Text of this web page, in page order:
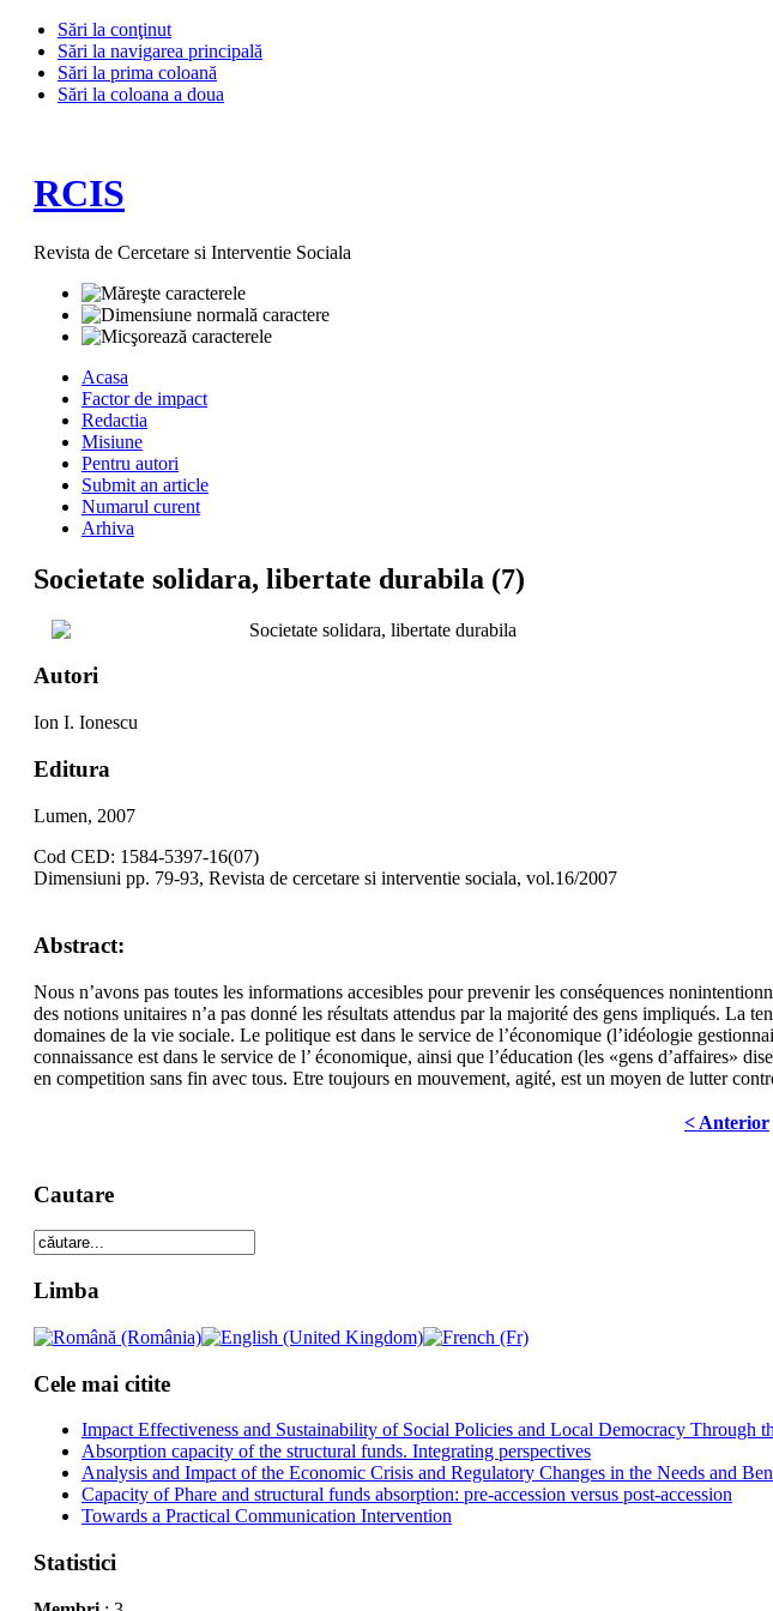
Sări la conţinut
Sări la navigarea principală
Sări la prima coloană
Sări la coloana a doua
RCIS
Revista de Cercetare si Interventie Sociala
Acasa
Factor de impact
Redactia
Misiune
Pentru autori
Submit an article
Numarul curent
Arhiva
Societate solidara, libertate durabila (7)
Societate solidara, libertate durabila
Autori
Ion I. Ionescu
Editura
Lumen, 2007
Cod CED: 1584-5397-16(07)
Dimensiuni pp. 79-93, Revista de cercetare si interventie sociala, vol.16/2007
Abstract:
Nous n’avons pas toutes les informations accesibles pour prevenir les conséquences
des notions unitaires n’a pas donné les résultats attendus par la majorité des gens impliqués. La
domaines de la vie sociale. Le politique est dans le service de l’économique (l’idéologie
connaissance est dans le service de l’ économique, ainsi que l’éducation (les «gens d’affaires»
en competition sans fin avec tous. Etre toujours en mouvement, agité, est un moyen de lutter
< Anterior
Cautare
Limba
Cele mai citite
Impact Effectiveness and Sustainability of Social Policies and Local Democracy Through
Absorption capacity of the structural funds. Integrating perspectives
Analysis and Impact of the Economic Crisis and Regulatory Changes in the Needs and
Capacity of Phare and structural funds absorption: pre-accession versus post-accession
Towards a Practical Communication Intervention
Statistici